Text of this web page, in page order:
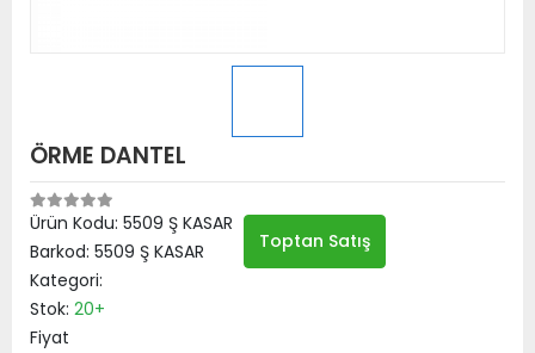
ÖRME DANTEL
Ürün Kodu: 5509 Ş KASAR
Barkod: 5509 Ş KASAR
Kategori:
Stok: 20+
Fiyat
Toptan Satış